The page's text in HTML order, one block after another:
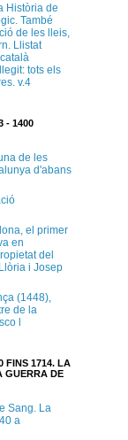
Història de
També
de les lleis,
Llistat
tots els
v.4
- 1400
de les
d'abans
el primer
en
del
i Josep
(1448),
de la
l
FINS 1714. LA
GUERRA DE
Sang. La
a